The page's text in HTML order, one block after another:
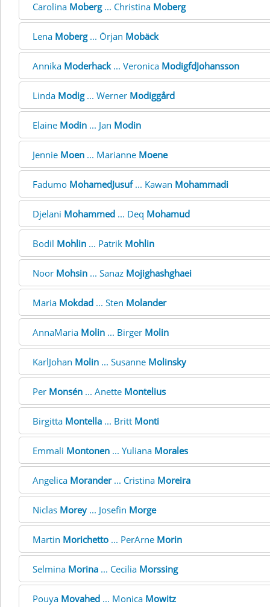
Carolina Moberg... Christina Moberg
Lena Moberg... Örjan Mobäck
Annika Moderhack... Veronica ModigfdJohansson
Linda Modig... Werner Modiggård
Elaine Modin ... Jan Modin
Jennie Moen ... Marianne Moene
Fadumo MohamedJusuf... Kawan Mohammadi
Djelani Mohammed ... Deq Mohamud
Bodil Mohlin ... Patrik Mohlin
Noor Mohsin ... Sanaz Mojighashghaei
Maria Mokdad ... Sten Molander
AnnaMaria Molin ... Birger Molin
KarlJohan Molin ... Susanne Molinsky
Per Monsén ... Anette Montelius
Birgitta Montella ... Britt Monti
Emmali Montonen ... Yuliana Morales
Angelica Morander... Cristina Moreira
Niclas Morey... Josefin Morge
Martin Morichetto ... PerArne Morin
Selmina Morina ... Cecilia Morssing
Pouya Movahed ... Monica Mowitz